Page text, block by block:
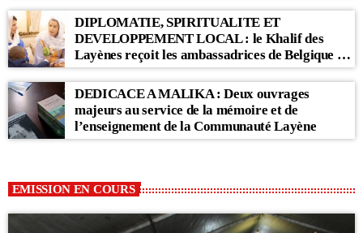
DIPLOMATIE, SPIRITUALITE ET
DEVELOPPEMENT LOCAL : le Khalif des
Layènes reçoit les ambassadrices de Belgique et
des Pays-Bas
DEDICACE A MALIKA : Deux ouvrages
majeurs au service de la mémoire et de
l’enseignement de la Communauté Layène
EMISSION EN COURS